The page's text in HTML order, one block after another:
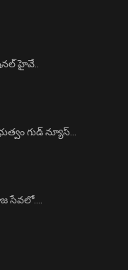
హైవే..
గుడ్ న్యూస్…
సేవలో….